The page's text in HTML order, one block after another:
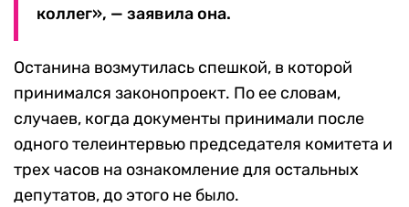
коллег», — заявила она.
Останина возмутилась спешкой, в которой
принимался законопроект. По ее словам,
случаев, когда документы принимали после
одного телеинтервью председателя комитета и
трех часов на ознакомление для остальных
депутатов, до этого не было.